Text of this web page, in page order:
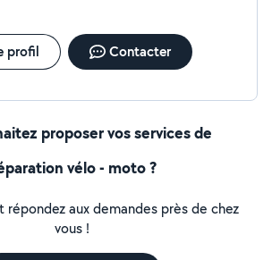
profil Contacter
proposer vos services de
vélo - moto ?
répondez aux demandes près de chez
vous !